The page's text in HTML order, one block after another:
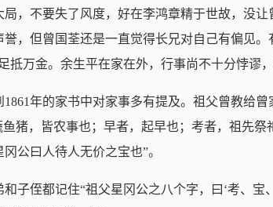
，不要失了风度，好在李鸿章精于世故，没
，但曾国荃还是一直觉得长兄对自己有偏见
抵万金。余生平在家在外，行事尚不十分悖谬
年的家书中对家事多有提及。祖父曾教给
猪，皆农事也；早者，起早也；考者，祖先祭
公曰人待人无价之宝也”。
子侄都记住“祖父星冈公之八个字，曰‘考、